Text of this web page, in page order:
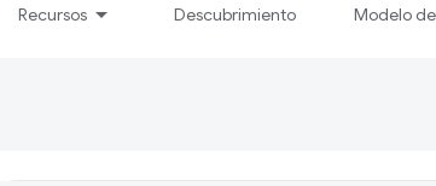
Recursos Descubrimiento Modelo